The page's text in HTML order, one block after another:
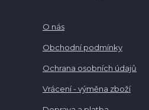
O nás
Obchodní podmínky
Ochrana osobních údajů
Vrácení - výměna zboží